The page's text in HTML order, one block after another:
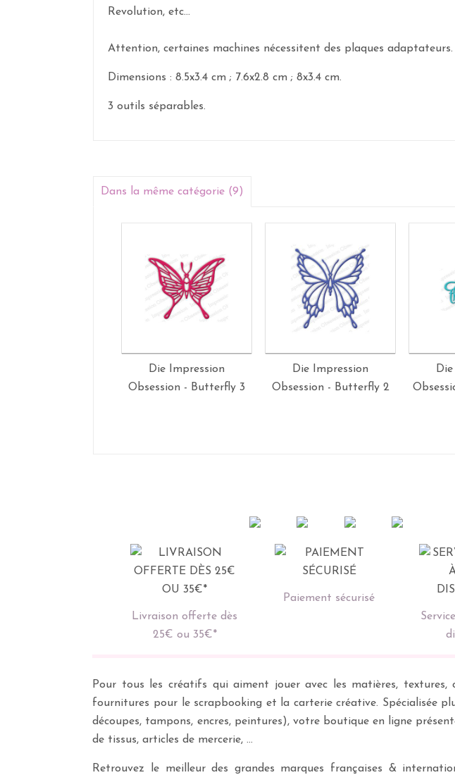
Revolution, etc...
Attention, certaines machines nécessitent des plaques adaptateurs.
Dimensions : 8.5x3.4 cm ; 7.6x2.8 cm ; 8x3.4 cm.
3 outils séparables.
Dans la même catégorie (9)
Die Impression
Obsession - Butterfly 3
Die Impression
Obsession - Butterfly 2
Livraison offerte dès
25€ ou 35€*
Paiement sécurisé
Pour tous les créatifs qui aiment jouer avec les matières,
fournitures pour le scrapbooking et la carterie créative. Spécialisée
découpes, tampons, encres, peintures), votre boutique en ligne
de tissus, articles de mercerie, …
Retrouvez le meilleur des grandes marques françaises &